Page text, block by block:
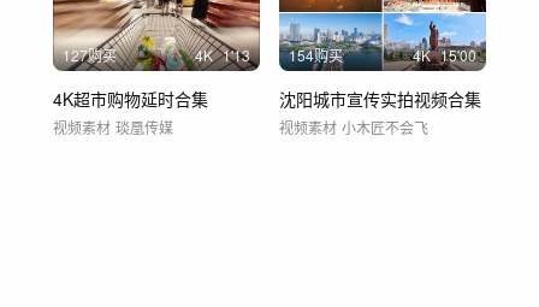
127购买 4K 1'13
4K超市购物延时合集
视频素材 琰凰传媒
154购买 4K 15'00
沈阳城市宣传实拍视频合集
视频素材 小木匠不会飞